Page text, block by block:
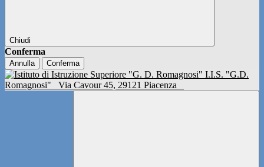
Chiudi
Conferma
Annulla Conferma
I.I.S. "G.D.
Romagnosi"
Via Cavour 45, 29121 Piacenza